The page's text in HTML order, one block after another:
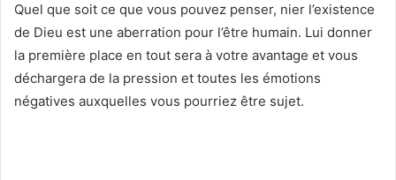
Quel que soit ce que vous pouvez penser, nier l’existence
de Dieu est une aberration pour l’être humain. Lui donner
la première place en tout sera à votre avantage et vous
déchargera de la pression et toutes les émotions
négatives auxquelles vous pourriez être sujet.